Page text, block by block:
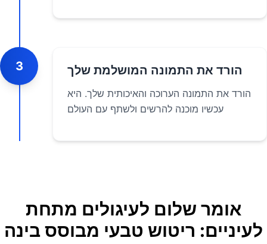
3 הורד את התמונה המושלמת שלך
הורד את התמונה הערוכה והאיכותית שלך. היא
עכשיו מוכנה להרשים ולשתף עם העולם
אומר שלום לעיגולים מתחת
לעיניים: ריטוש טבעי מבוסס בינה